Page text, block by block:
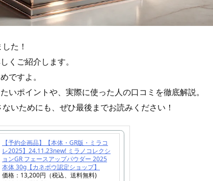
た！
くご紹介します。
ですよ。
いポイントや、実際に使った人の口コミを徹底解説。
いためにも、ぜひ最後までお読みください！
【予約企画品】【本体・GR版・ミラコ
レ2025】24.11.23new! ミラノコレクシ
ョンGR フェースアップパウダー 2025
本体 30g【カネボウ認定ショップ】
価格：13,200円（税込、送料無料)